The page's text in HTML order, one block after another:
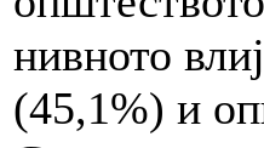
нивното
(45,1%) и